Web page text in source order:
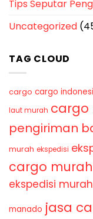
Tips Seputar
Uncategorized
TAG CLOUD
cargo cargo
laut murah cargo
pengiriman
murah ekspedisi
cargo murah
ekspedisi murah
manado jasa